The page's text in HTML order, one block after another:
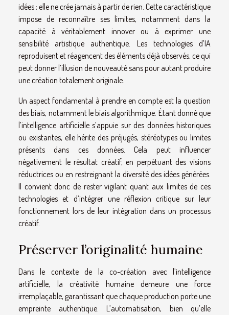
idées ; elle ne crée jamais à partir de rien. Cette caractéristique
impose de reconnaître ses limites, notamment dans la
capacité à véritablement innover ou à exprimer une
sensibilité artistique authentique. Les technologies d’IA
reproduisent et réagencent des éléments déjà observés, ce qui
peut donner l’illusion de nouveauté sans pour autant produire
une création totalement originale.
Un aspect fondamental à prendre en compte est la question
des biais, notamment le biais algorithmique. Étant donné que
l’intelligence artificielle s’appuie sur des données historiques
ou existantes, elle hérite des préjugés, stéréotypes ou limites
présents dans ces données. Cela peut influencer
négativement le résultat créatif, en perpétuant des visions
réductrices ou en restreignant la diversité des idées générées.
Il convient donc de rester vigilant quant aux limites de ces
technologies et d’intégrer une réflexion critique sur leur
fonctionnement lors de leur intégration dans un processus
créatif.
Préserver l’originalité humaine
Dans le contexte de la co-création avec l’intelligence
artificielle, la créativité humaine demeure une force
irremplaçable, garantissant que chaque production porte une
empreinte authentique. L’automatisation, bien qu’elle